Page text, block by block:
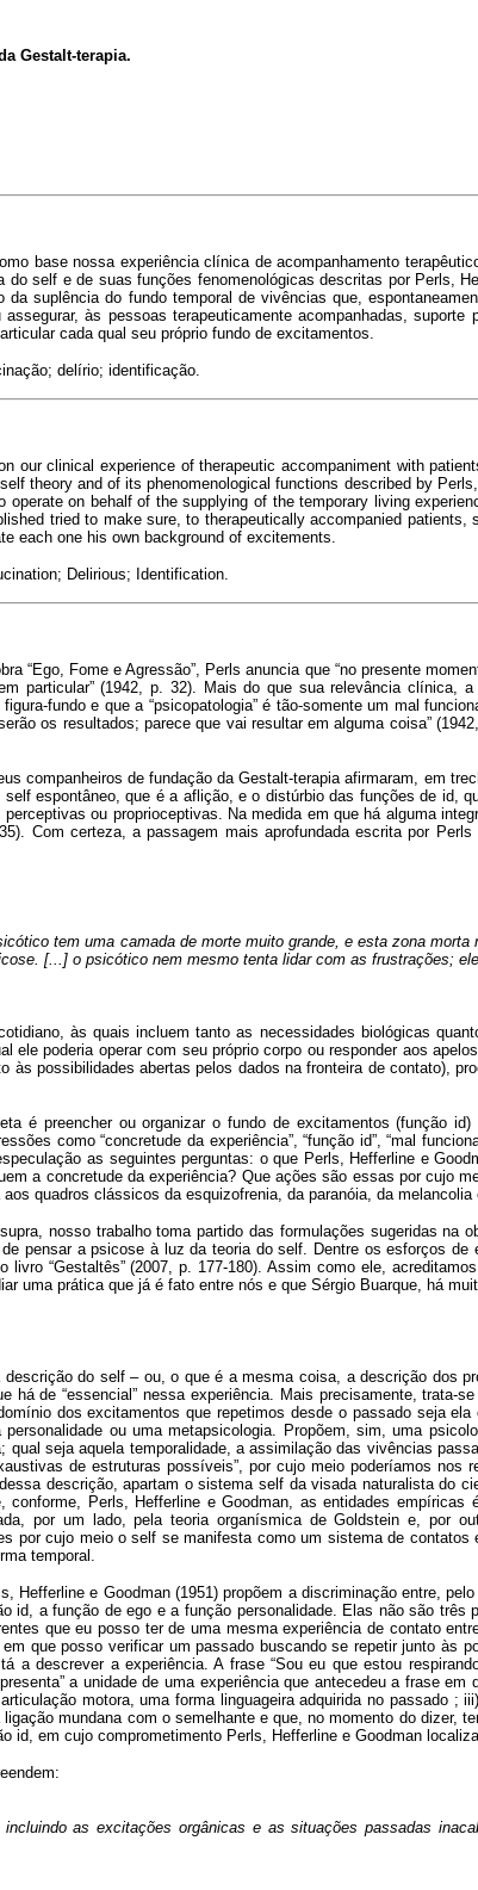
Gestalt-terapia.
base nossa experiência clínica de acompanhamento
self e de suas funções fenomenológicas descritas por Perls,
suplência do fundo temporal de vivências que,
às pessoas terapeuticamente acompanhadas,
cada qual seu próprio fundo de excitamentos.
delírio; identificação.
our clinical experience of therapeutic accompaniment with
theory and of its phenomenological functions described by
on behalf of the supplying of the temporary living
tried to make sure, to therapeutically accompanied
each one his own background of excitements.
Delirious; Identification.
“Ego, Fome e Agressão”, Perls anuncia que “no presente
particular” (1942, p. 32). Mais do que sua relevância clínica,
fundo e que a “psicopatologia” é tão-somente um mal
os resultados; parece que vai resultar em alguma coisa”
companheiros de fundação da Gestalt-terapia afirmaram, em
espontâneo, que é a aflição, e o distúrbio das funções de id,
ou proprioceptivas. Na medida em que há alguma
Com certeza, a passagem mais aprofundada escrita por
tem uma camada de morte muito grande, e esta zona
[...] o psicótico nem mesmo tenta lidar com as frustrações;
às quais incluem tanto as necessidades biológicas
ele poderia operar com seu próprio corpo ou responder aos
possibilidades abertas pelos dados na fronteira de contato),
é preencher ou organizar o fundo de excitamentos (função
como “concretude da experiência”, “função id”, “mal
as seguintes perguntas: o que Perls, Hefferline e
a concretude da experiência? Que ações são essas por cujo
quadros clássicos da esquizofrenia, da paranóia, da melancolia
nosso trabalho toma partido das formulações sugeridas na
pensar a psicose à luz da teoria do self. Dentre os esforços
livro “Gestaltês” (2007, p. 177-180). Assim como ele,
uma prática que já é fato entre nós e que Sérgio Buarque, há
do self – ou, o que é a mesma coisa, a descrição dos
há de “essencial” nessa experiência. Mais precisamente,
dos excitamentos que repetimos desde o passado seja
ou uma metapsicologia. Propõem, sim, uma
seja aquela temporalidade, a assimilação das vivências
de estruturas possíveis”, por cujo meio poderíamos nos
descrição, apartam o sistema self da visada naturalista do
conforme, Perls, Hefferline e Goodman, as entidades
por um lado, pela teoria organísmica de Goldstein e, por
por cujo meio o self se manifesta como um sistema de
temporal.
Hefferline e Goodman (1951) propõem a discriminação entre,
id, a função de ego e a função personalidade. Elas não são
que eu posso ter de uma mesma experiência de contato
que posso verificar um passado buscando se repetir junto às
descrever a experiência. A frase “Sou eu que estou
a unidade de uma experiência que antecedeu a frase
motora, uma forma linguageira adquirida no passado
mundana com o semelhante e que, no momento do dizer,
id, em cujo comprometimento Perls, Hefferline e Goodman
as excitações orgânicas e as situações passadas